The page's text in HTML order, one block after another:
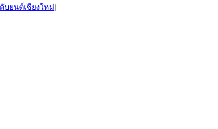
บยนต์เชียงใหม่|